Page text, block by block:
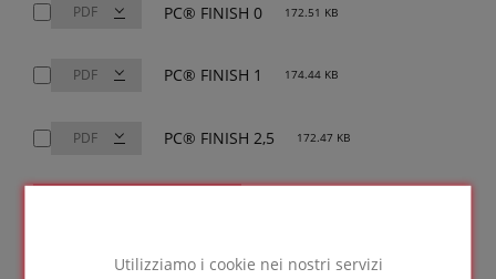
Utilizziamo i cookie nei nostri servizi
PC® FINISH 0 172.51 KB
PC® FINISH 1 174.44 KB
PC® FINISH 2,5 172.47 KB